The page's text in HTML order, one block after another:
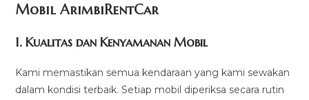
Mobil ArimbiRentCar
1.Kualitas dan Kenyamanan Mobil
Kami memastikan semua kendaraan yang kami sewakan
dalam kondisi terbaik. Setiap mobil diperiksa secara rutin